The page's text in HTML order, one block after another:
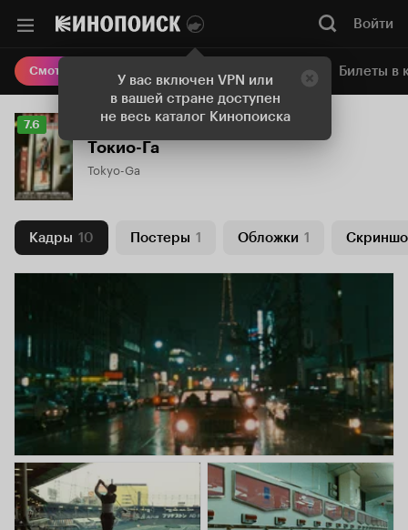
У вас включен VPN или
в вашей стране доступен
не весь каталог Кинопоиска
Войти
Смотреть кино Онлайн-кинотеатр Билеты в
Рейтинг
Кинопоиска
7.6
7.6
Токио-Га
Tokyo-Ga
Кадры 10 Постеры 1 Обложки 1